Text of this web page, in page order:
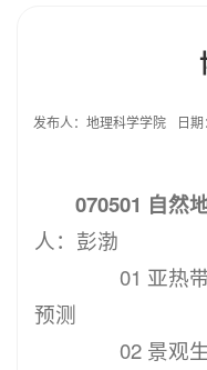
发布人：地理科学学院 日
070501 自然
人：彭渤
01 亚热带
预测
02 景观生